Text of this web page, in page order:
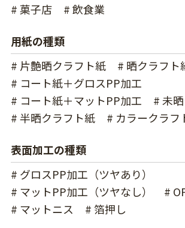
# 菓子店
# 飲食業
用紙の種類
# 片艶晒クラフト紙
# 晒クラフト
# コート紙＋グロスPP加工
# コート紙＋マットPP加工
# 未
# 半晒クラフト紙
# カラークラフ
表面加工の種類
# グロスPP加工（ツヤあり）
# マットPP加工（ツヤなし）
#
# マットニス
# 箔押し